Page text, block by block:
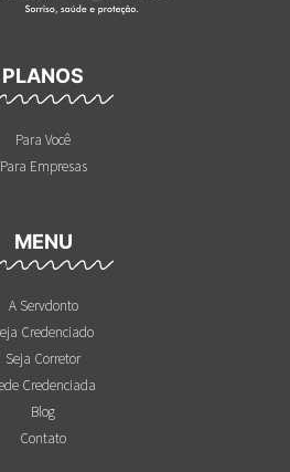
PLANOS
Para Você
Para Empresas
MENU
A Servdonto
Credenciado
Seja Corretor
Credenciada
Blog
Contato